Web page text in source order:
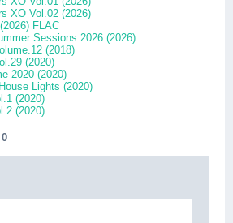
XO Vol.02 (2026)
FLAC
Sessions 2026 (2026)
(2018)
(2020)
2020 (2020)
Lights (2020)
(2020)
(2020)
0